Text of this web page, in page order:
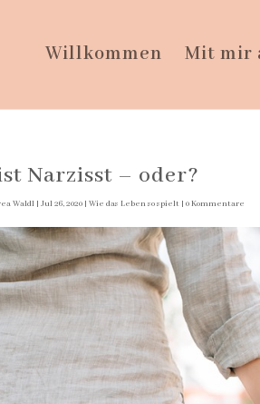
Willkommen Mit mir
Narzisst – oder?
Waldl| Jul 26, 2020| Wie das Leben so spielt| 0 Kommentare